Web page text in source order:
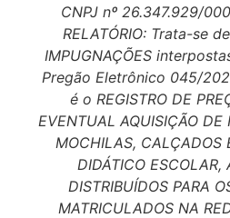
CNPJ nº 26.347.929/
RELATÓRIO: Trata-se
IMPUGNAÇÕES
Pregão Eletrônico 045/
é o REGISTRO DE
EVENTUAL AQUISIÇÃO DE
MOCHILAS, CALÇADOS
DIDÁTICO ESCOLAR,
DISTRIBUÍDOS PARA
MATRICULADOS NA